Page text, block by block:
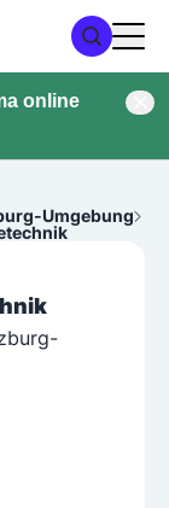
online
Umgebung